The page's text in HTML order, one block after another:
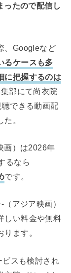
ったので配信し
、Googleなど
るケースも多
に把握するのは
部にて尚衣院
できる動画配
。
画）は2026年
るなら
です。
アジア映画）
しい料金や無料
ます。
ビスも検討され